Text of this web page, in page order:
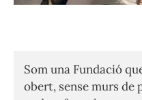
Som una Fundació
obert, sense murs de